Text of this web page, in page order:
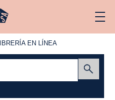
EN LÍNEA